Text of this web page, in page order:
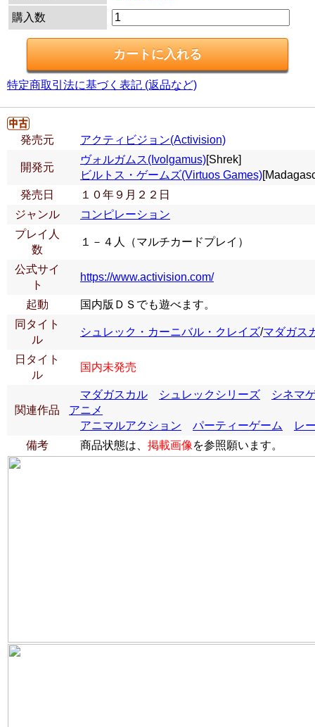
購入数
特定商取引法に基づく表記 (返品など)
発売元 アクティビジョン(Activision)
開発元
ヴォルガムス(Ivolgamus)[Shrek]
ビルトス・ゲームズ(Virtuos Games)
発売日
１０年９月２２日
ジャンル
コンピレーション
プレイ人
数
１－４人（マルチカードプレイ）
公式サイ
ト
https://www.activision.com/
起動
国内版ＤＳでも遊べます。
同タイト
ル
シュレック・カーニバル・クレイズ/マダガス
日タイト
ル
国内未発売
関連作品
マダガスカル シュレックシリーズ
シネマ
アニメ
アニマルアクション
パーティーゲーム
レ
備考
商品状態は、 掲載画像を参照願います。